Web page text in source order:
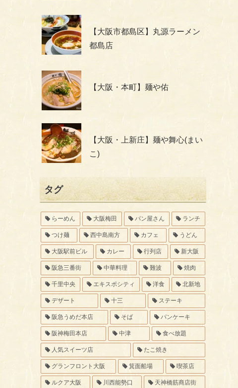
【大阪市都島区】丸源ラーメン
都島店
【大阪・本町】麺や佑
【大阪・上新庄】麺や舞心(まい
こ)
タグ
らーめん 大阪梅田 パン屋さん ランチ
つけ麺 西中島南方 カフェ うどん
大阪駅前ビル カレー 行列店 新大阪
阪急三番街 中華料理 難波 焼肉
千里中央 エキスポシティ 洋食 北新地
デザート 十三 ステーキ
阪急うめだ本店 そば パンケーキ
阪神梅田本店 中津 食べ放題
人気スイーツ店 たこ焼き
グランフロント大阪 箕面船場 喫茶店
ルクア大阪 川西能勢口 天神橋筋商店街